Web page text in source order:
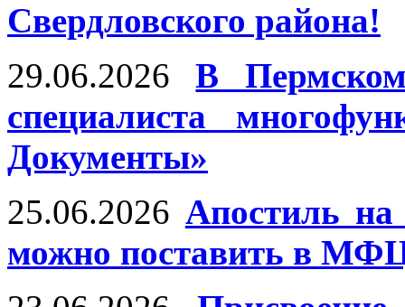
Свердловского района!
29.06.2026
В
специалиста
Документы»
25.06.2026 Апостиль
можно поставить в